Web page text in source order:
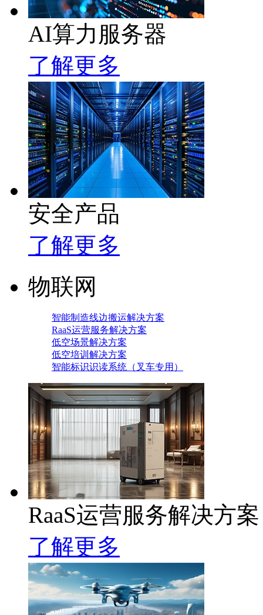
AI算力服务器
了解更多
安全产品
了解更多
物联网
智能制造线边搬运解决方案
RaaS运营服务解决方案
低空场景解决方案
低空培训解决方案
智能标识识读系统（叉车专用）
RaaS运营服务解决方案
了解更多